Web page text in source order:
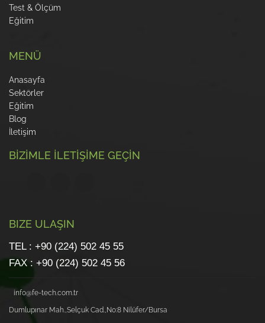
Test & Ölçüm
Eğitim
MENÜ
Anasayfa
Sektörler
Eğitim
Blog
İletişim
BİZİMLE İLETİŞİME GEÇİN
BIZE ULAŞIN
TEL : +90 (224) 502 45 55
FAX : +90 (224) 502 45 56
info@fe-tech.com.tr
Dumlupınar Mah.,Selçuk Cad.,No:8 Nilüfer/Bursa